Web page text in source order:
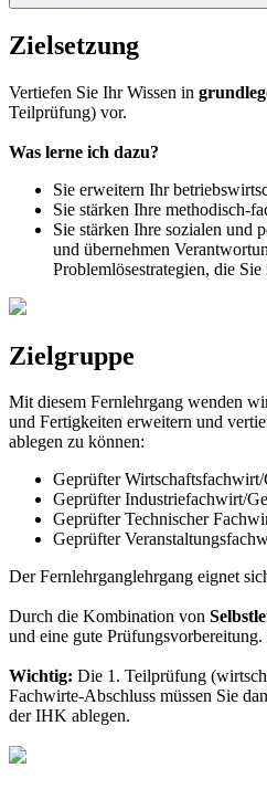
Zielsetzung
Vertiefen Sie Ihr Wissen in
Teilprüfung) vor.
Was lerne ich dazu?
Sie erweitern Ihr
Sie stärken Ihre methodisch-
Sie stärken Ihre sozialen und
und übernehmen
Problemlösestrategien, die
Zielgruppe
Mit diesem Fernlehrgang wenden
und Fertigkeiten erweitern und
ablegen zu können:
Geprüfter
Geprüfter Industriefachwirt/
Geprüfter Technischer
Geprüfter
Der Fernlehrganglehrgang eignet
Durch die Kombination von
und eine gute
Wichtig: Die 1. Teilprüfung
Fachwirte-Abschluss müssen Sie
der IHK ablegen.